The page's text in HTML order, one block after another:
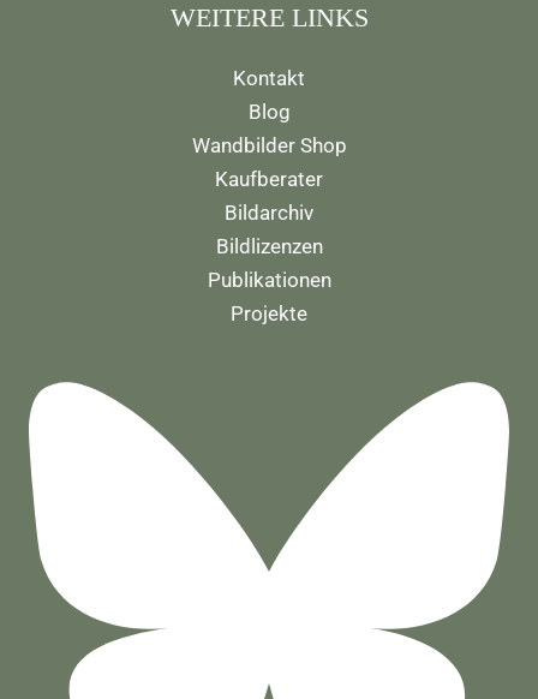
WEITERE LINKS
Kontakt
Blog
Wandbilder Shop
Kaufberater
Bildarchiv
Bildlizenzen
Publikationen
Projekte